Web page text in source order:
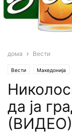
дома Вести
Вести Македонија
да ја
(ВИДЕО)